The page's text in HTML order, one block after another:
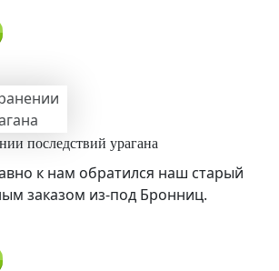
последствий урагана
к нам обратился наш старый
заказом из-под Бронниц.